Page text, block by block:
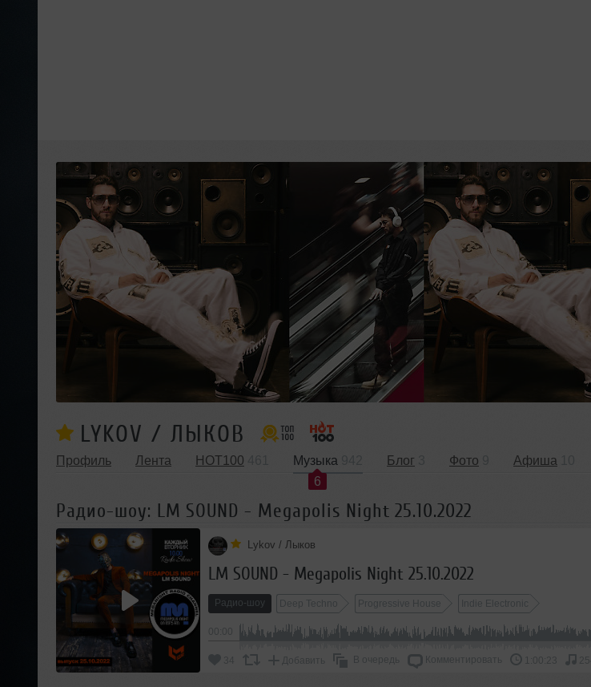
LYKOV / ЛЫКОВ
Профиль Лента HOT100
Музыка
6
Блог Фото Афиша
Радио-шоу: LM SOUND - Megapolis Night 25.10.2022
Lykov / Лыков
LM SOUND - Megapolis Night 25.10.2022
Радио-шоу Deep Techno Progressive House Indie Electronic
34 Добавить В очередь Комментировать 1:00:23 254